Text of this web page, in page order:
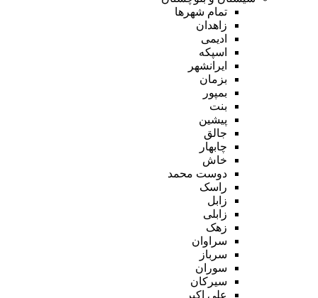
تمام شهر‌ها
زاهدان
ادیمی
اسپکه
ایرانشهر
بزمان
بمپور
بنت
پیشین
جالق
چابهار
خاش
دوست محمد
راسک
زابل
زابلی
زهک
سراوان
سرباز
سوران
سیرکان
علی اکبر